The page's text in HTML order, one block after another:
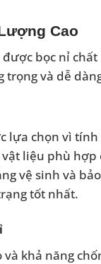
Cao
được bọc nỉ
trọng và dễ
lựa chọn vì tính
liệu phù hợp
vệ sinh và
tốt nhất.
và khả năng